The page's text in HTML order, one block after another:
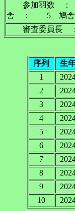
参加羽数
舎 ： 5 鳩舎
審査委員
序列 生
1
2
3
4
5
6
7
8
9
10